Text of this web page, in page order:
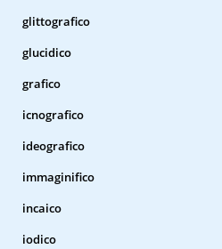
glittografico
glucidico
grafico
icnografico
ideografico
immaginifico
incaico
iodico